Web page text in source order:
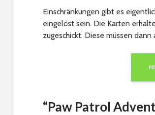
Einschränkungen gibt es
eingelöst sein. Die Karten
zugeschickt. Diese müssen
“Paw Patrol